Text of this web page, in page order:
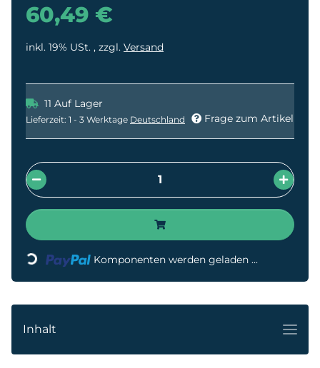
60,49 €
inkl. 19% USt. , zzgl. Versand
11 Auf Lager
Lieferzeit: 1 - 3 Werktage Deutschland Frage zum Artikel
Komponenten werden geladen ...
Inhalt